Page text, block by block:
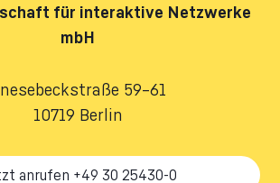
für interaktive Netzwerke
mbH
59–61
10719 Berlin
anrufen +49 30 25430-0